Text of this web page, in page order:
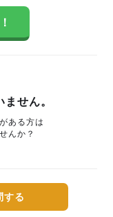
せん。
ある方は
んか？
する